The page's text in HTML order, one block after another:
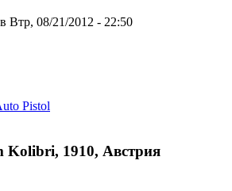
Втр, 08/21/2012 - 22:50
Pistol
Kolibri, 1910, Австрия